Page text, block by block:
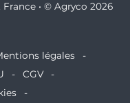
• © Agryco 2026
légales
CGV